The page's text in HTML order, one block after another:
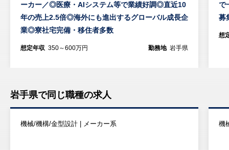
ーカー／◎医療・AIシステム等で業績好調◎直近10
年の売上2.5倍◎海外にも進出するグローバル成長企
業◎寮社宅完備・移住者多数
想定年収 350～600万円 勤務地 岩手県
で
募
想
岩手県で同じ職種の求人
機械/機構/金型設計 | メーカー系 機